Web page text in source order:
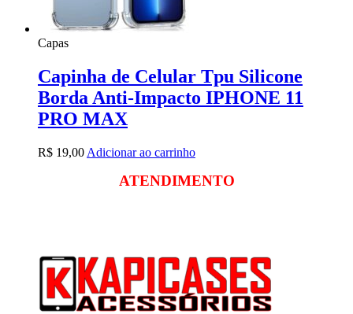
Capas
Capinha de Celular Tpu Silicone
Borda Anti-Impacto IPHONE 11
PRO MAX
R$ 19,00 Adicionar ao carrinho
ATENDIMENTO